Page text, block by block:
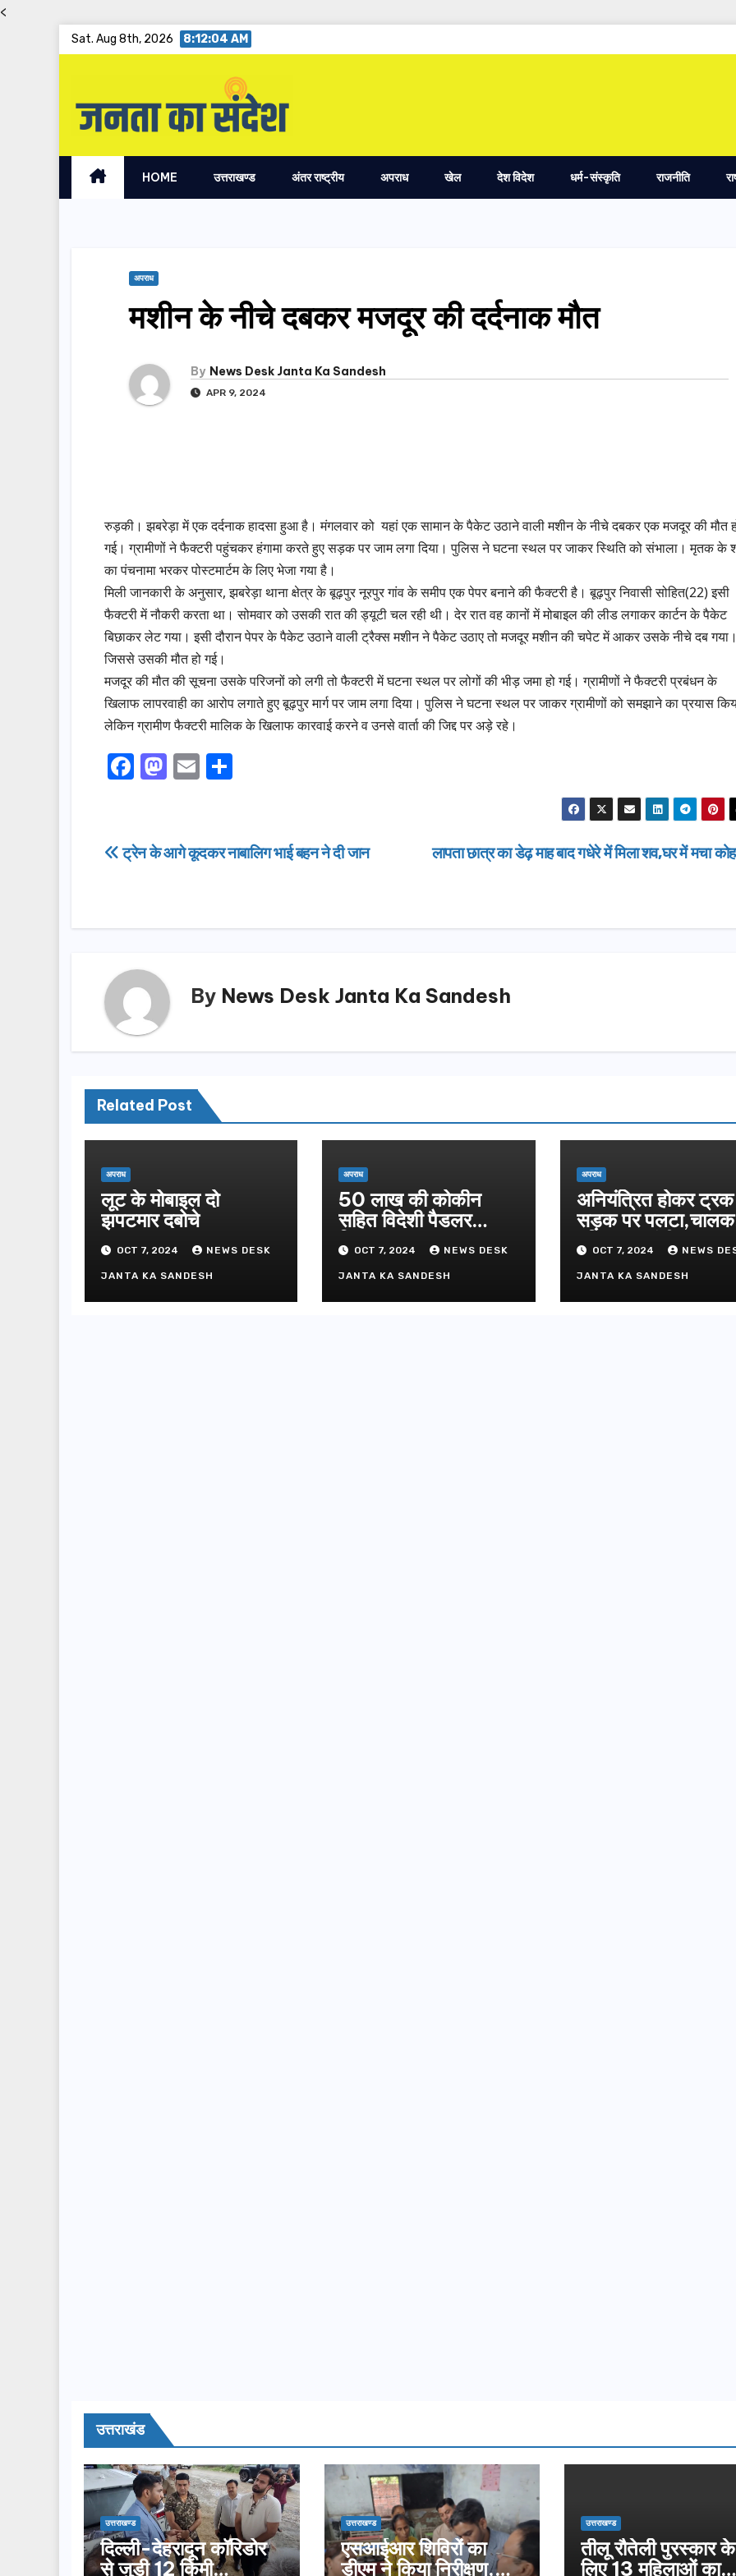
<
Sat. Aug 8th, 2026 8:12:05 AM
HOME उत्तराखण्ड अंतर राष्ट्रीय अपराध खेल देश विदेश धर्म-संस्कृति राजनीति
अपराध
मशीन के नीचे दबकर मजदूर की दर्दनाक मौत
By News Desk Janta Ka Sandesh
APR 9, 2024
रुड़की। झबरेड़ा में एक दर्दनाक हादसा हुआ है। मंगलवार को यहां एक सामान के पैकेट उठाने वाली मशीन के नीचे दबकर एक मजदूर की मौत
गई। ग्रामीणों ने फैक्टरी पहुंचकर हंगामा करते हुए सड़क पर जाम लगा दिया। पुलिस ने घटना स्थल पर जाकर स्थिति को संभाला। मृतक के
का पंचनामा भरकर पोस्टमार्टम के लिए भेजा गया है।
मिली जानकारी के अनुसार, झबरेड़ा थाना क्षेत्र के बूढ़पुर नूरपुर गांव के समीप एक पेपर बनाने की फैक्टरी है। बूढ़पुर निवासी सोहित(22) इसी
फैक्टरी में नौकरी करता था। सोमवार को उसकी रात की ड्यूटी चल रही थी। देर रात वह कानों में मोबाइल की लीड लगाकर कार्टन के पैकेट
बिछाकर लेट गया। इसी दौरान पेपर के पैकेट उठाने वाली ट्रैक्स मशीन ने पैकेट उठाए तो मजदूर मशीन की चपेट में आकर उसके नीचे दब गया।
जिससे उसकी मौत हो गई।
मजदूर की मौत की सूचना उसके परिजनों को लगी तो फैक्टरी में घटना स्थल पर लोगों की भीड़ जमा हो गई। ग्रामीणों ने फैक्टरी प्रबंधन के
खिलाफ लापरवाही का आरोप लगाते हुए बूढ़पुर मार्ग पर जाम लगा दिया। पुलिस ने घटना स्थल पर जाकर ग्रामीणों को समझाने का प्रयास
लेकिन ग्रामीण फैक्टरी मालिक के खिलाफ कारवाई करने व उनसे वार्ता की जिद्द पर अड़े रहे।
F
e
o
M
o
n
E
e
Post
लापता छात्र का डेढ़ माह बाद गधेरे में मिला शव,घर में मचा
ट्रेन के आगे कूदकर नाबालिग भाई बहन ने दी जान
By News Desk Janta Ka Sandesh
Related Post
अपराध
लूट के मोबाइल दो
झपटमार दबोचे
OCT 7, 2024 NEWS DESK
JANTA KA SANDESH
अपराध
50 लाख की कोकीन
सहित विदेशी पैडलर
गिफ्तार
OCT 7, 2024 NEWS DESK
JANTA KA SANDESH
अपराध
अनियंत्रित होकर ट्रक
सड़क पर
परिचालक गंभीर
OCT 7, 2024 NEWS
JANTA KA SANDESH
से जुड़ी 12
उत्तराखंड
उत्तराखण्ड
दिल्ली-देहरादून कॉरिडोर
से जुड़ी 12 किमी
उत्तराखण्ड
एसआईआर शिविरों का
डीएम ने किया निरीक्षण,
उत्तराखण्ड
तीलू रौतेली पुरस्कार के
लिए 13 महिलाओं का